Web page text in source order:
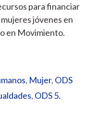
para financiar
jóvenes en
en Movimiento.
, Mujer, ODS
, ODS 5.